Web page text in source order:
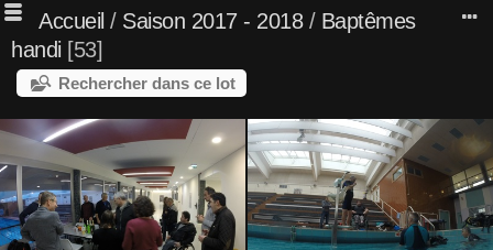
Accueil / Saison 2017 - 2018/ Baptêmes
handi 53
Rechercher dans ce lot